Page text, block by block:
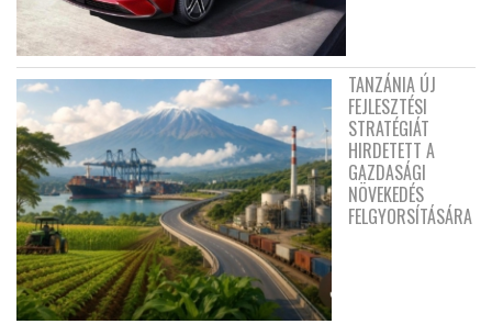
TANZÁNIA ÚJ
FEJLESZTÉSI
STRATÉGIÁT
HIRDETETT A
GAZDASÁGI
NÖVEKEDÉS
FELGYORSÍTÁSÁRA